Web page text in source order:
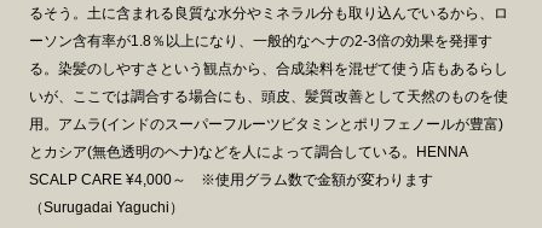
るそう。土に含まれる良質な水分やミネラル分も取り込んでいるから、ロ
ーソン含有率が1.8％以上になり、一般的なヘナの2-3倍の効果を発揮す
る。染髪のしやすさという観点から、合成染料を混ぜて使う店もあるらし
いが、ここでは調合する場合にも、頭皮、髪質改善として天然のものを使
用。アムラ(インドのスーパーフルーツビタミンとポリフェノールが豊富)
とカシア(無色透明のヘナ)などを人によって調合している。
HENNA
SCALP CARE ¥4,000～ ※使用グラム数で金額が変わります
（Surugadai Yaguchi）